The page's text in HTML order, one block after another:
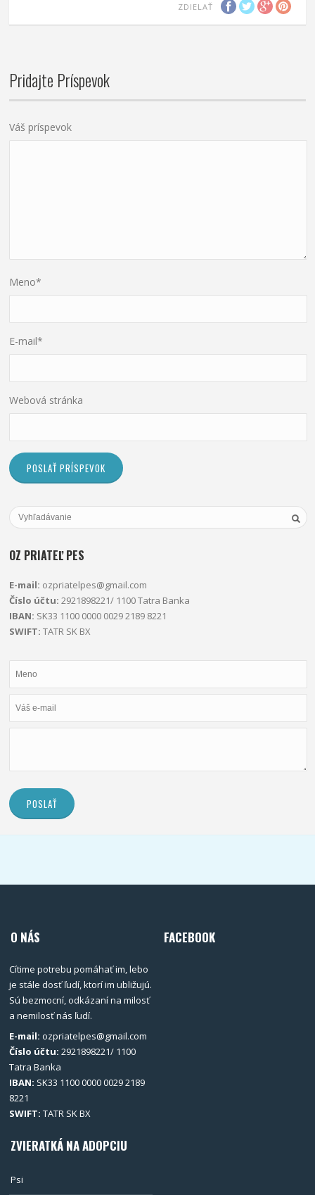
ZDIELAŤ
Pridajte Príspevok
Váš príspevok
Meno*
E-mail*
Webová stránka
OZ PRIATEĽ PES
E-mail: ozpriatelpes@gmail.com
Číslo účtu: 2921898221/ 1100 Tatra Banka
IBAN: SK33 1100 0000 0029 2189 8221
SWIFT: TATR SK BX
POSLAŤ
O NÁS
Cítime potrebu pomáhať im, lebo
je stále dosť ľudí, ktorí im ubližujú.
Sú bezmocní, odkázaní na milosť
a nemilosť nás ľudí.
E-mail: ozpriatelpes@gmail.com
Číslo účtu: 2921898221/ 1100
Tatra Banka
IBAN: SK33 1100 0000 0029 2189
8221
SWIFT: TATR SK BX
FACEBOOK
ZVIERATKÁ NA ADOPCIU
Psi